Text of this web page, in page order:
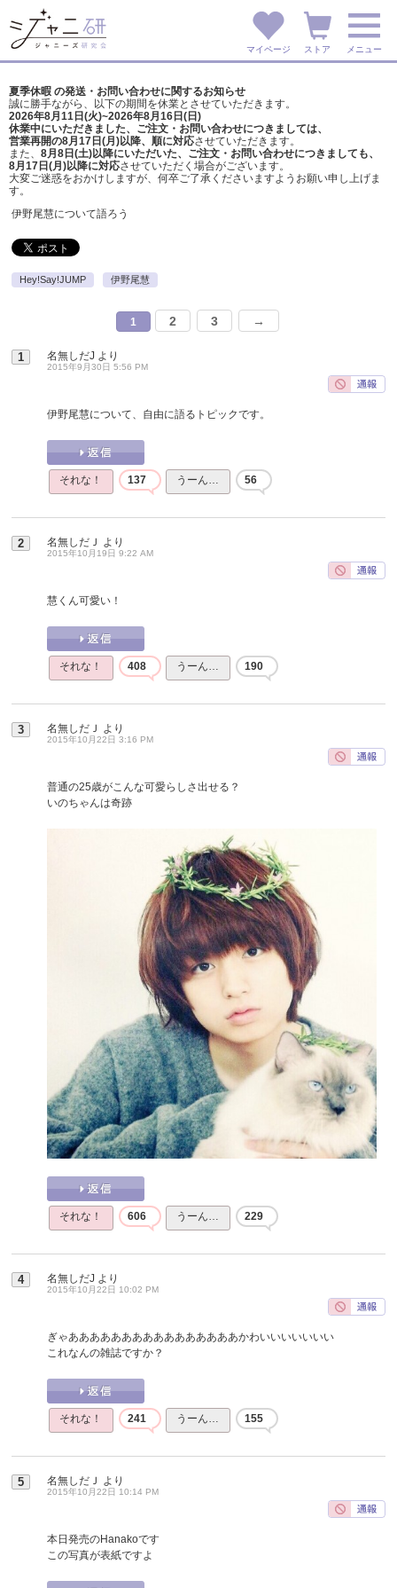
マイページ ストア メニュー
夏季休暇 の発送・お問い合わせに関するお知らせ
誠に勝手ながら、以下の期間を休業とさせていただきます。
2026年8月11日(火)~2026年8月16日(日)
休業中にいただきました、ご注文・お問い合わせにつきましては、
営業再開の8月17日(月)以降、順に対応させていただきます。
また、 8月8日(土)以降にいただいた、ご注文・ お問い合わせにつきましても、
8月17日(月)以降に対応させていただく場合がございます。
大変ご迷惑をおかけしますが、 何卒ご了承くださいますようお願い申し上げま
す。
伊野尾慧について語ろう
Hey!Say!JUMP 伊野尾慧
1 2 3 →
1 名無しだJ より
2015年9月30日 5:56 PM
伊野尾慧について、自由に語るトピックです。
それな！ 137 うーん… 56
2 名無しだＪ より
2015年10月19日 9:22 AM
慧くん可愛い！
それな！ 408 うーん… 190
3 名無しだＪ より
2015年10月22日 3:16 PM
普通の25歳がこんな可愛らしさ出せる？
いのちゃんは奇跡
それな！ 606 うーん… 229
4 名無しだJ より
2015年10月22日 10:02 PM
ぎゃああああああああああああああああかわいいいいいいい
これなんの雑誌ですか？
それな！ 241 うーん… 155
5 名無しだＪ より
2015年10月22日 10:14 PM
本日発売のHanakoです
この写真が表紙ですよ